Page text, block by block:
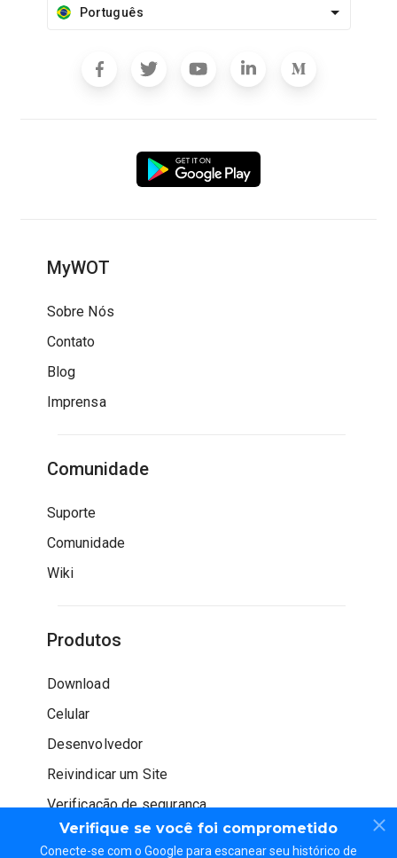
Verifique se você foi comprometido
Conecte-se com o Google para escanear seu histórico de
Português
MyWOT
Sobre Nós
Contato
Blog
Imprensa
Comunidade
Suporte
Comunidade
Wiki
Produtos
Download
Celular
Desenvolvedor
Reivindicar um Site
Verificação de segurança